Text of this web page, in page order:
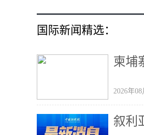
国际新闻精选：
柬埔
2026年
叙利